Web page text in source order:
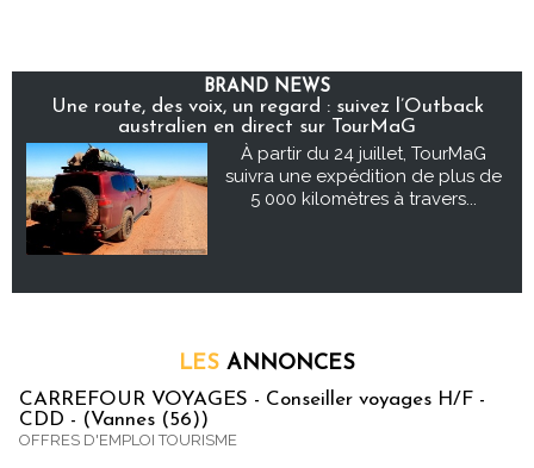
BRAND NEWS
Une route, des voix, un regard : suivez l’Outback
australien en direct sur TourMaG
À partir du 24 juillet, TourMaG
suivra une expédition de plus de
5 000 kilomètres à travers...
LES ANNONCES
CARREFOUR VOYAGES - Conseiller voyages H/F -
CDD - (Vannes (56))
OFFRES D'EMPLOI TOURISME